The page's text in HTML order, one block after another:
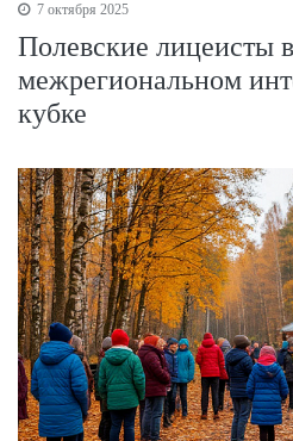
7 октября 2025
Полевские лицеисты
межрегиональном
кубке